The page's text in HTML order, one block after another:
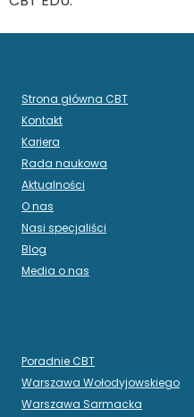
Strona główna CBT
Kontakt
Kariera
Rada naukowa
Aktualności
O nas
Nasi specjaliści
Blog
Media o nas
Poradnie CBT
Warszawa Wołodyjowskiego
Warszawa Sarmacka